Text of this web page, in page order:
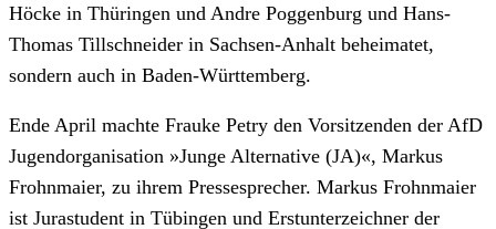
Höcke in Thüringen und Andre Poggenburg und Hans-
Thomas Tillschneider in Sachsen-Anhalt beheimatet,
sondern auch in Baden-Württemberg.
Ende April machte Frauke Petry den Vorsitzenden der AfD
Jugendorganisation »Junge Alternative (JA)«, Markus
Frohnmaier, zu ihrem Pressesprecher. Markus Frohnmaier
ist Jurastudent in Tübingen und Erstunterzeichner der